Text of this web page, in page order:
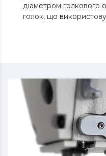
діаметром голкового
голок, що